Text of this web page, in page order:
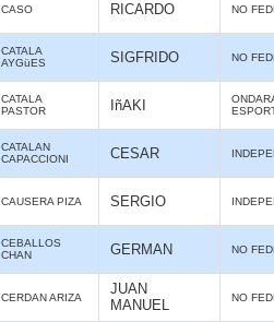
CASO RICARDO NO
CATALA
AYGüES
SIGFRIDO NO
CATALA
PASTOR
IñAKI
CATALAN
CAPACCIONI
CESAR
CAUSERA PIZA SERGIO
CEBALLOS
CHAN
GERMAN NO
CERDAN ARIZA
JUAN
MANUEL
NO